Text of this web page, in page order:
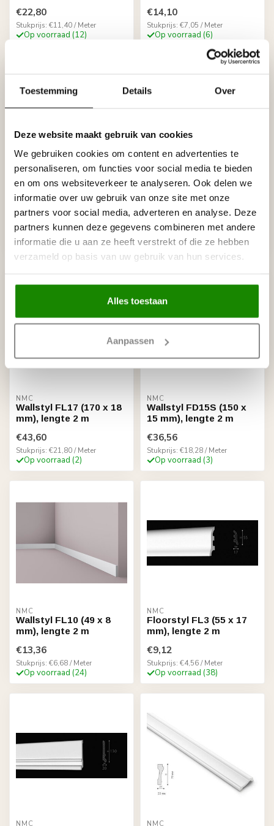
Toestemming Details Over
Deze website maakt gebruik van cookies
We gebruiken cookies om content en advertenties te
personaliseren, om functies voor social media te bieden
en om ons websiteverkeer te analyseren. Ook delen we
informatie over uw gebruik van onze site met onze
partners voor social media, adverteren en analyse. Deze
partners kunnen deze gegevens combineren met andere
informatie die u aan ze heeft verstrekt of die ze hebben
verzameld op basis van uw gebruik van hun services.
Alles toestaan
Aanpassen
€22,80
Stukprijs: €11,40 / Meter
Op voorraad (12)
€14,10
Stukprijs: €7,05 / Meter
Op voorraad (6)
NMC
Wallstyl WL5 (85 x 15
€19,20
Stukprijs: €9,60 / Meter
Op voorraad (9)
NMC
Wallstyl WL3 (40 x 15
€10,72
Stukprijs: €5,36 / Meter
Op voorraad (62)
NMC
Wallstyl FL17 (170 x 18
mm), lengte 2 m
€43,60
Stukprijs: €21,80 / Meter
Op voorraad (2)
NMC
Wallstyl FD15S (150 x
15 mm), lengte 2 m
€36,56
Stukprijs: €18,28 / Meter
Op voorraad (3)
NMC
Wallstyl FL10 (49 x 8
mm), lengte 2 m
€13,36
Stukprijs: €6,68 / Meter
Op voorraad (24)
NMC
Floorstyl FL3 (55 x 17
mm), lengte 2 m
€9,12
Stukprijs: €4,56 / Meter
Op voorraad (38)
NMC NMC